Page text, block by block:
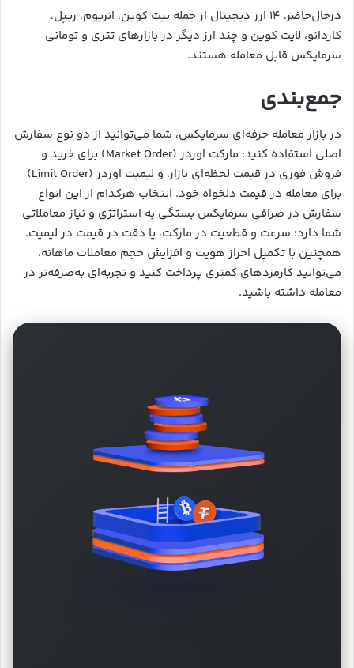
درحال‌حاضر، ۱۴ ارز دیجیتال از جمله بیت کوین، اتریوم، ریپل،
کاردانو، لایت کوین و چند ارز دیگر در بازارهای تتری و تومانی
سرمایکس قابل معامله هستند.
جمع‌بندی
در بازار معامله حرفه‌ای سرمایکس، شما می‌توانید از دو نوع سفارش
اصلی استفاده کنید: مارکت اوردر (Market Order) برای خرید و
فروش فوری در قیمت لحظه‌ای بازار، و لیمیت اوردر (Limit Order)
برای معامله در قیمت دلخواه خود. انتخاب هرکدام از این انواع
سفارش در صرافی سرمایکس بستگی به استراتژی و نیاز معاملاتی
شما دارد؛ سرعت و قطعیت در مارکت، یا دقت در قیمت در لیمیت.
همچنین با تکمیل احراز هویت و افزایش حجم معاملات ماهانه،
می‌توانید کارمزدهای کمتری پرداخت کنید و تجربه‌ای به‌صرفه‌تر در
معامله داشته باشید.